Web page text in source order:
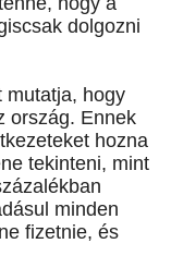
dolgozni
mutatja, hogy
ország. Ennek
hozna
tekinteni, mint
minden
fizetnie, és